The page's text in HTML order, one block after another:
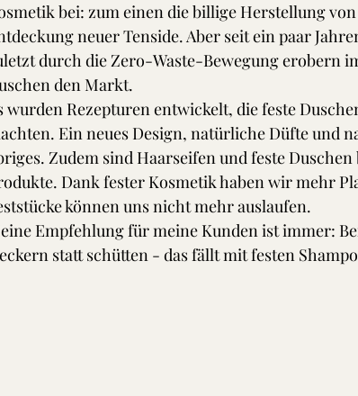
bei: zum einen die billige Herstellung
neuer Tenside. Aber seit ein paar
durch die Zero-Waste-Bewegung erobern
den Markt.
wurden Rezepturen entwickelt, die feste
Ein neues Design, natürliche Düfte und
Zudem sind Haarseifen und feste
Dank fester Kosmetik haben wir mehr
können uns nicht mehr auslaufen.
Empfehlung für meine Kunden ist immer:
statt schütten - das fällt mit festen